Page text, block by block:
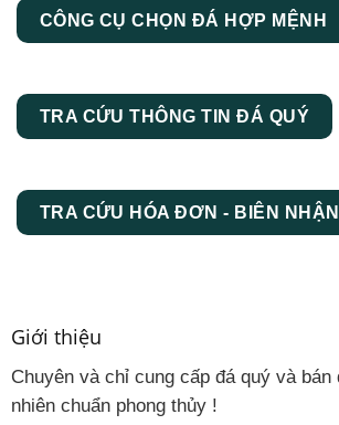
CÔNG CỤ CHỌN ĐÁ HỢP MỆNH
TRA CỨU THÔNG TIN ĐÁ QUÝ
TRA CỨU HÓA ĐƠN - BIÊN NHẬN
Giới thiệu
Chuyên và chỉ cung cấp đá quý và bán
nhiên chuẩn phong thủy !